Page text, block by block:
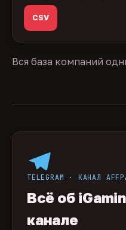
CSV
Вся база компаний
TELEGRAM · КАНАЛ
Всё об
канале